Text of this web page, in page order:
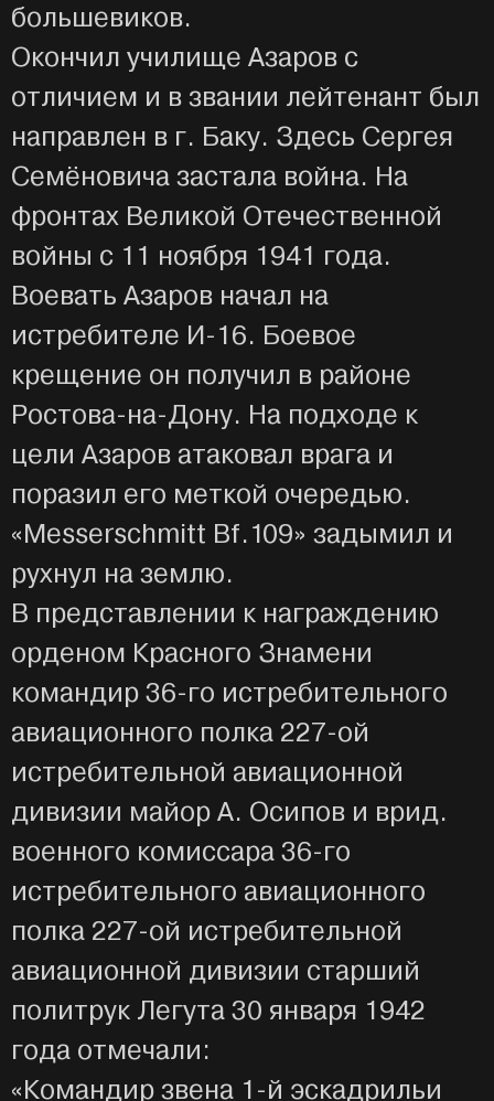
большевиков.
Окончил училище Азаров с
отличием и в звании лейтенант был
направлен в г. Баку. Здесь Сергея
Семёновича застала война. На
фронтах Великой Отечественной
войны с 11 ноября 1941 года.
Воевать Азаров начал на
истребителе И-16. Боевое
крещение он получил в районе
Ростова-на-Дону. На подходе к
цели Азаров атаковал врага и
поразил его меткой очередью.
«Messerschmitt Bf.109» задымил и
рухнул на землю.
В представлении к награждению
орденом Красного Знамени
командир 36-го истребительного
авиационного полка 227-ой
истребительной авиационной
дивизии майор А. Осипов и врид.
военного комиссара 36-го
истребительного авиационного
полка 227-ой истребительной
авиационной дивизии старший
политрук Легута 30 января 1942
года отмечали:
«Командир звена 1-й эскадрильи